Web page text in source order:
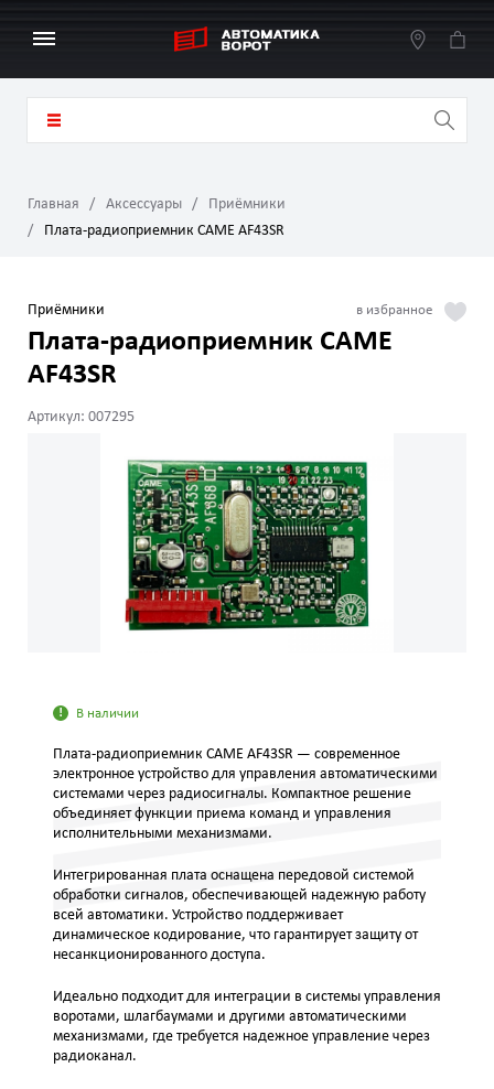
Главная Аксессуары
Приёмники
Плата-радиоприемник CAME AF43SR
Приёмники
Плата-радиоприемник CAME
AF43SR
Артикул: 007295
В наличии
Плата-радиоприемник CAME AF43SR — современное
электронное устройство для управления автоматическими
системами через радиосигналы. Компактное решение
объединяет функции приема команд и управления
исполнительными механизмами.
Интегрированная плата оснащена передовой системой
обработки сигналов, обеспечивающей надежную работу
всей автоматики. Устройство поддерживает
динамическое кодирование, что гарантирует защиту от
несанкционированного доступа.
Идеально подходит для интеграции в системы управления
воротами, шлагбаумами и другими автоматическими
механизмами, где требуется надежное управление через
радиоканал.